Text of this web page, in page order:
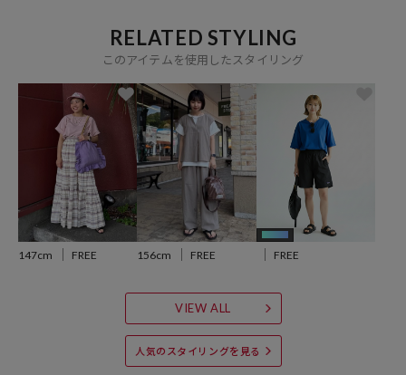
旧 1121248901424 と同型です。
【AIRDRY HIGHCOOL シリーズはこちら】
AIRDRY HIGHCOOL キーネックTシャツ：1121248901595
AIRDRY HIGHCOOL フレンチスリーブTシャツ：1121248901593
おすすめコーディネート
さらにサロペットやキャミソールのインナーにも活躍。
暑い季節も快適に過ごせる汎用性の高い一枚です。
RELATED STYLING
このアイテムを使用したスタイリング
147cm FREE 156cm FREE FREE
VIEW ALL
人気のスタイリングを見る